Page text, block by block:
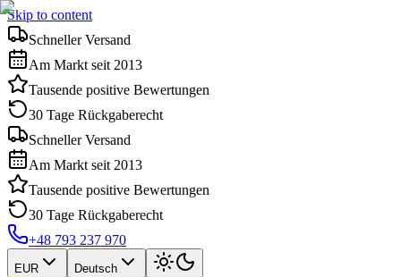
Skip to content
Schneller Versand
Am Markt seit 2013
Tausende positive Bewertungen
30 Tage Rückgaberecht
Schneller Versand
Am Markt seit 2013
Tausende positive Bewertungen
30 Tage Rückgaberecht
+48 793 237 970
EUR Deutsch